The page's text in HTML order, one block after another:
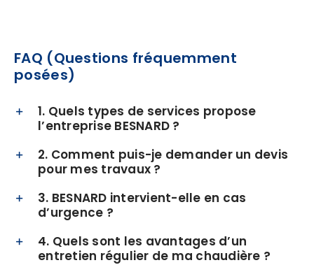
FAQ (Questions fréquemment
posées)
1. Quels types de services propose
l’entreprise BESNARD ?
2. Comment puis-je demander un devis
pour mes travaux ?
3. BESNARD intervient-elle en cas
d’urgence ?
4. Quels sont les avantages d’un
entretien régulier de ma chaudière ?